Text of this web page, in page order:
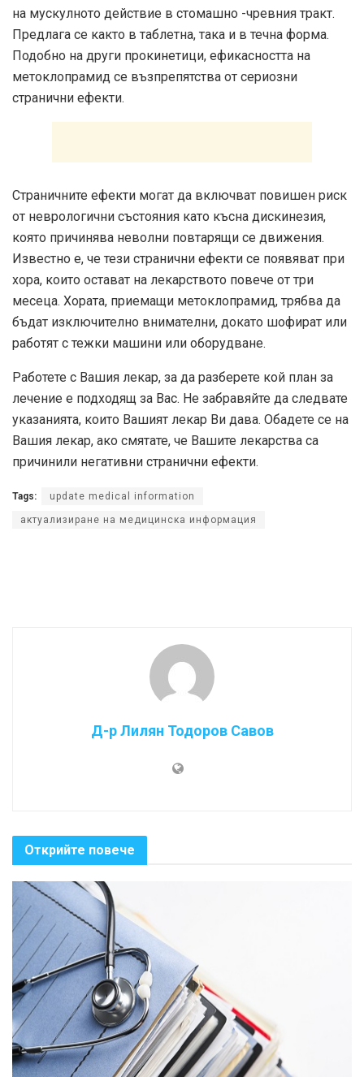
на мускулното действие в стомашно -чревния тракт.
Предлага се както в таблетна, така и в течна форма.
Подобно на други прокинетици, ефикасността на
метоклопрамид се възпрепятства от сериозни
странични ефекти.
Страничните ефекти могат да включват повишен риск
от неврологични състояния като късна дискинезия,
която причинява неволни повтарящи се движения.
Известно е, че тези странични ефекти се появяват при
хора, които остават на лекарството повече от три
месеца. Хората, приемащи метоклопрамид, трябва да
бъдат изключително внимателни, докато шофират или
работят с тежки машини или оборудване.
Работете с Вашия лекар, за да разберете кой план за
лечение е подходящ за Вас. Не забравяйте да следвате
указанията, които Вашият лекар Ви дава. Обадете се на
Вашия лекар, ако смятате, че Вашите лекарства са
причинили негативни странични ефекти.
Tags: update medical information
актуализиране на медицинска информация
Д-р Лилян Тодоров Савов
Открийте повече